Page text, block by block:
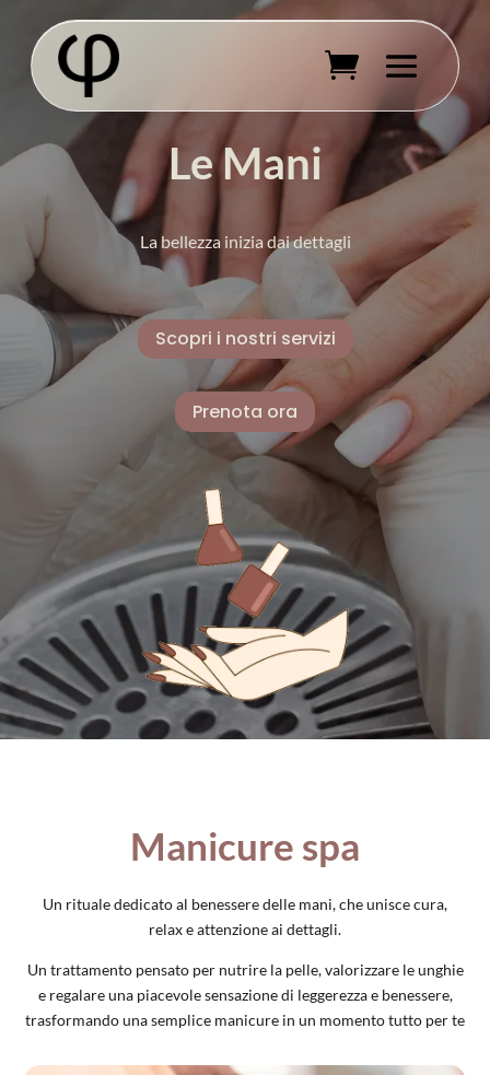
Le Mani
La bellezza inizia dai dettagli
Scopri i nostri servizi
Prenota ora
Manicure spa
Un rituale dedicato al benessere delle mani, che unisce cura,
relax e attenzione ai dettagli.
Un trattamento pensato per nutrire la pelle, valorizzare le unghie
e regalare una piacevole sensazione di leggerezza e benessere,
trasformando una semplice manicure in un momento tutto per te